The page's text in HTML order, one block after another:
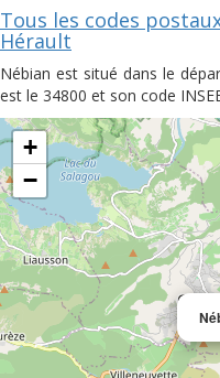
Tous les codes
Hérault
Nébian est situé dans le
est le 34800 et son code
+
−